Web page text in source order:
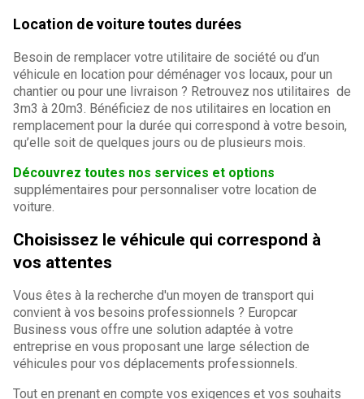
Location de voiture toutes durées
Besoin de remplacer votre utilitaire de société ou d’un
véhicule en location pour déménager vos locaux, pour un
chantier ou pour une livraison ? Retrouvez nos utilitaires de
3m3 à 20m3. Bénéficiez de nos utilitaires en location en
remplacement pour la durée qui correspond à votre besoin,
qu’elle soit de quelques jours ou de plusieurs mois.
Découvrez toutes nos services et options
supplémentaires pour personnaliser votre location de
voiture.
Choisissez le véhicule qui correspond à
vos attentes
Vous êtes à la recherche d'un moyen de transport qui
convient à vos besoins professionnels ? Europcar
Business vous offre une solution adaptée à votre
entreprise en vous proposant une large sélection de
véhicules pour vos déplacements professionnels.
Tout en prenant en compte vos exigences et vos souhaits